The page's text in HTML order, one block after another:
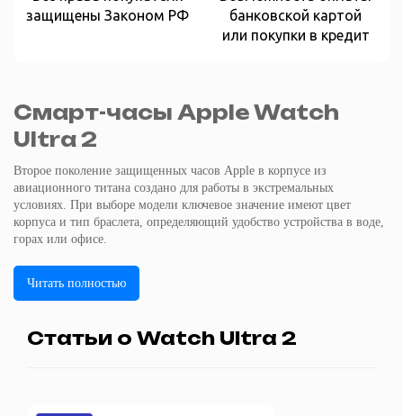
защищены Законом РФ
банковской картой
или покупки в кредит
Смарт-часы Apple Watch
Ultra 2
Второе поколение защищенных часов Apple в корпусе из
авиационного титана создано для работы в экстремальных
условиях. При выборе модели ключевое значение имеют цвет
корпуса и тип браслета, определяющий удобство устройства в воде,
горах или офисе.
Читать полностью
Статьи о Watch Ultra 2